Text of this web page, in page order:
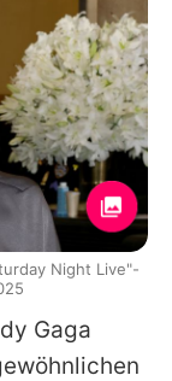
Gaga
Night Live"-